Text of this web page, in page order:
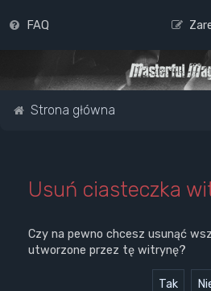
FAQ
Strona główna
Usuń ciasteczka
Czy na pewno chcesz usunąć
utworzone przez tę witrynę?